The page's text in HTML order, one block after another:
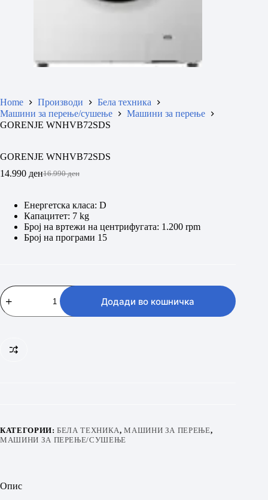
Home Производи
Бела техника
Машини за перење/сушење
Машини за перење
GORENJE WNHVB72SDS
GORENJE WNHVB72SDS
16.990ден
Original
16.990 ден.
14.990 денCurrent
14.990 ден.
Енергетска класа: D
Капацитет: 7 kg
Број на вртежи на центрифугата: 1.200 rpm
Број на програми 15
GORENJE
WNHVB72SDS
количина
Додади во кошничка
КАТЕГОРИИ:БЕЛА ТЕХНИКА,МАШИНИ ЗА ПЕРЕЊЕ,
МАШИНИ ЗА ПЕРЕЊЕ/СУШЕЊЕ
Опис